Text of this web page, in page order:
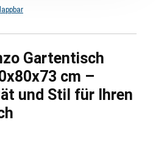
Gartentisch
cm –
und Stil für Ihren